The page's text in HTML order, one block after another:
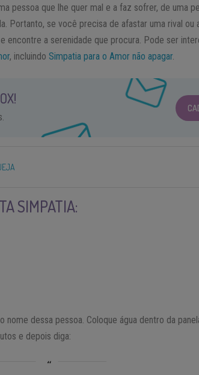
pessoa que lhe quer mal e a faz sofrer, de uma
Portanto, se você precisa de afastar uma rival ou
encontre a serenidade que procura. Pode ser
, incluindo Simpatia para o Amor não apagar.
SIMPATIA:
dessa pessoa. Coloque água dentro da
e depois diga: